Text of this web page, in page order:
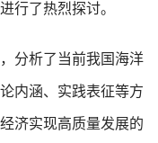
行了热烈探讨。
分析了当前我国海洋
内涵、实践表征等方
济实现高质量发展的